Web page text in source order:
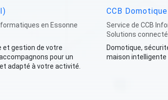
en Essonne
et gestion de votre
pour un
adapté à votre activité.
CCB Domotique
Service de CCB
Solutions
Domotique,
maison